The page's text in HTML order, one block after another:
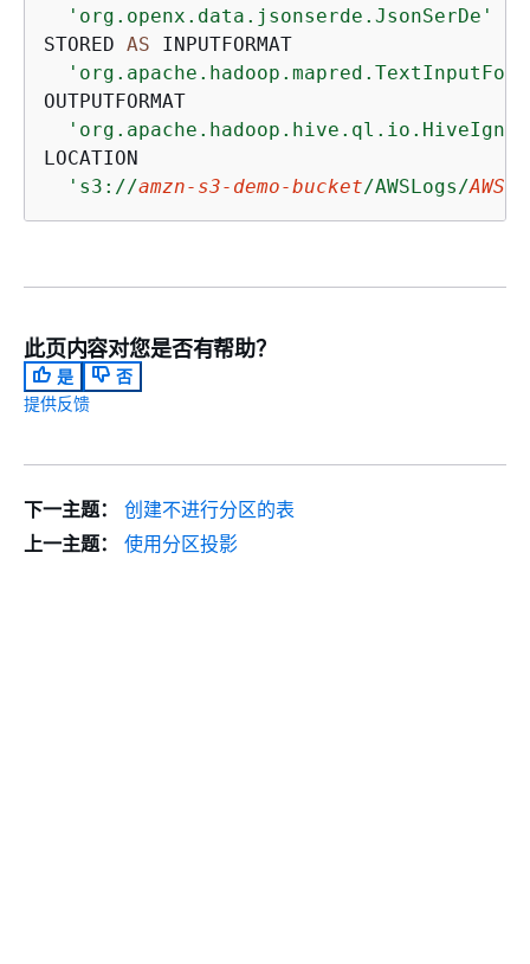
'org.openx.data.jsonserde.JsonSerDe'
STORED AS INPUTFORMAT
OUTPUTFORMAT
LOCATION
's3://amzn-s3-demo-bucket/AWSLogs/
此页内容对您是否有帮助？
是
否
提供反馈
下一主题：
创建不进行分区的表
上一主题：
使用分区投影